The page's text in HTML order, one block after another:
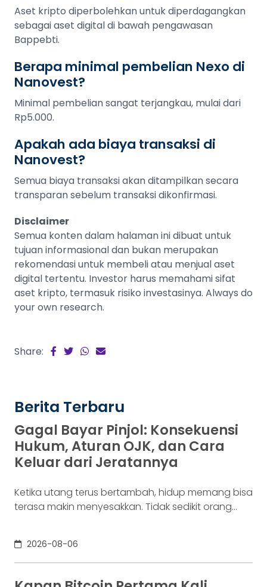
Aset kripto diperbolehkan untuk diperdagangkan
sebagai aset digital di bawah pengawasan
Bappebti.
Berapa minimal pembelian Nexo di
Nanovest?
Minimal pembelian sangat terjangkau, mulai dari
Rp5.000.
Apakah ada biaya transaksi di
Nanovest?
Semua biaya transaksi akan ditampilkan secara
transparan sebelum transaksi dikonfirmasi.
Disclaimer
Semua konten dalam halaman ini dibuat untuk
tujuan informasional dan bukan merupakan
rekomendasi untuk membeli atau menjual aset
digital tertentu. Investor harus memahami sifat
aset kripto, termasuk risiko investasinya. Always do
your own research.
Share:
Berita Terbaru
Gagal Bayar Pinjol: Konsekuensi
Hukum, Aturan OJK, dan Cara
Keluar dari Jeratannya
Ketika utang terus bertambah, hidup memang bisa
terasa makin menyesakkan. Tidak sedikit orang
kondisi yang kita kenal sebagai gagal bayar. Ini
bukan masalah segelintir orang. Mengutip laporan
OJK dari dataindonesia.id, angka kredit macet di
2026-08-06